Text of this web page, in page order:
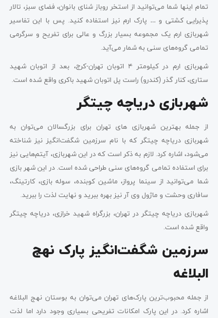
تمام اینها شما می‌توانید از استخر روباز شنای بانوان، فضای سبز، تالار
پذیرایی کشتی و … پارک ارم نیز استفاده کنید. پس با این تفاسیر
شهربازی ارم یک مجموعه بسیار بزرگ و عالی برای تفریح و سرگرمی
تمامی گروه‌های سنی به شمار می‌آید.
شهربازی ارم در کیلومتر ۴ اتوبان تهران-کرج، بعد از اتوبان شهید
ستاری، کنار گذر (کندرو) راست پل اتوبان شهید باکری واقع شده است.
شهربازی دریاچه چیتگر
از جمله بهترین شهربازی ‌های تهران برای بزرگسالان می‌توان به
شهربازی دریاچه چیتگر که با نام سرزمین شگفت‌انگیز نیز شناخته
می‌شود، اشاره کرد. لازم به ذکر است که در این شهربازی، آیتم‌هایی نیز
برای استفاده تمامی گروه‌های سنی طراحی شده است. در این شهر بازی
شما می‌توانید از سینما پرواز، ماشین کوبنده، سوله ‌بازی، کارتینگ،
سافاری وحشت و ماژول وی آر نیز بهره ببرید و نهایت لذت را ببرید.
شهربازی دریاچه چیتگر در تهران، بزرگراه شهید خرازی، دریاچه چیتگر
واقع شده است.
سرزمین شگفت‌انگیز پارک نهج
البلاغه
از جمله محبوب‌ترین پارک‌های تهران می‌توان به بوستان نهج البلاغه
اشاره کرد. در این پارک امکانات تفریحی بسیاری وجود دارد اما لذت